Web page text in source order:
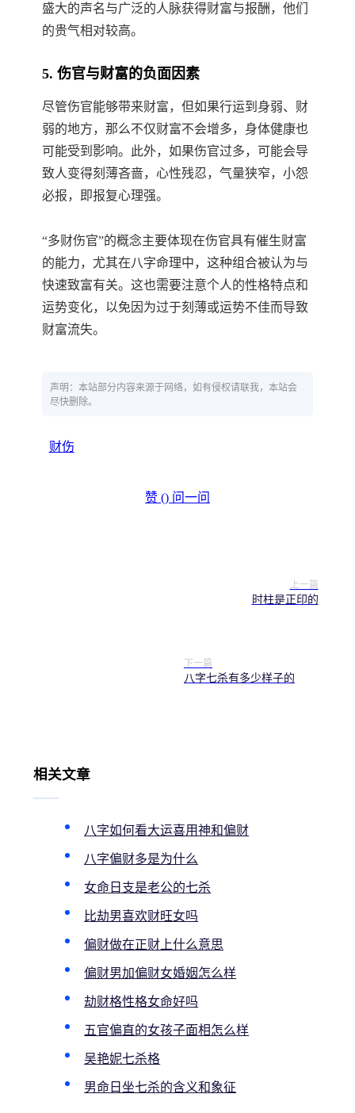
盛大的声名与广泛的人脉获得财富与报酬，他们
的贵气相对较高。
5. 伤官与财富的负面因素
尽管伤官能够带来财富，但如果行运到身弱、财
弱的地方，那么不仅财富不会增多，身体健康也
可能受到影响。此外，如果伤官过多，可能会导
致人变得刻薄吝啬，心性残忍，气量狭窄，小怨
必报，即报复心理强。
“多财伤官”的概念主要体现在伤官具有催生财富
的能力，尤其在八字命理中，这种组合被认为与
快速致富有关。这也需要注意个人的性格特点和
运势变化，以免因为过于刻薄或运势不佳而导致
财富流失。
声明：本站部分内容来源于网络，如有侵权请联我，本站会
尽快删除。
财伤
赞 () 问一问
上一篇
时柱是正印的
下一篇
八字七杀有多少样子的
相关文章
八字如何看大运喜用神和偏财
八字偏财多是为什么
女命日支是老公的七杀
比劫男喜欢财旺女吗
偏财做在正财上什么意思
偏财男加偏财女婚姻怎么样
劫财格性格女命好吗
五官偏直的女孩子面相怎么样
吴艳妮七杀格
男命日坐七杀的含义和象征